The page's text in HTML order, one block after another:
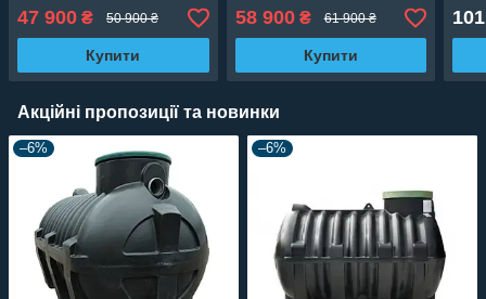
47 900 ₴ 50 900 ₴
Купити
58 900₴ 61 900 ₴
Купити
Акційні пропозиції та новинки
–6% –6%